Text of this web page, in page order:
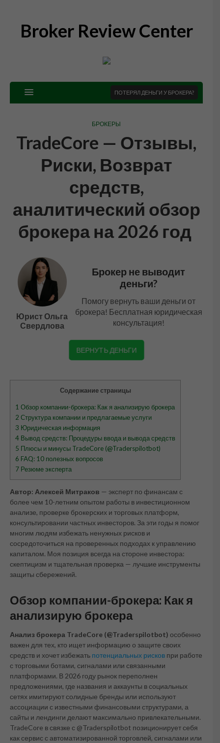
Broker Review Center
ПОТЕРЯЛ ДЕНЬГИ У БРОКЕРА?
БРОКЕРЫ
TradeCore — Отзывы,
Риски, Возврат
средств,
аналитический обзор
брокера на 2026 год
Юрист Ольга
Свердлова
Брокер не выводит
деньги?
Помогу вернуть ваши деньги от
брокера! Бесплатная юридическая
консультация!
ВЕРНУТЬ ДЕНЬГИ
Содержание страницы
1 Обзор компании-брокера: Как я анализирую брокера
2 Структура компании и предлагаемые услуги
3 Юридическая информация
4 Вывод средств: Процедуры ввода и вывода средств
5 Плюсы и минусы TradeCore (@Traderspilotbot)
6 FAQ: 10 полезных вопросов
7 Резюме эксперта
Автор: Алексей Митраков — эксперт по финансам с
более чем 10-летним опытом работы в инвестиционном
анализе, проверке брокерских и торговых платформ,
консультировании частных инвесторов. За эти годы я помог
многим людям избежать ненужных рисков и
сосредоточиться на проверенных подходах к управлению
капиталом. Моя позиция всегда на стороне инвестора:
скептицизм и тщательная проверка — лучшие инструменты
защиты сбережений.
Обзор компании-брокера: Как я
анализирую брокера
Анализ брокера TradeCore (@Traderspilotbot) особенно
важен для тех, кто ищет информацию о защите своих
средств и хочет избежать потенциальных рисков при работе
с торговыми ботами, сигналами или связанными
платформами. В 2026 году рынок переполнен
предложениями, где названия и аккаунты в социальных
сетях имитируют солидные бренды или используют
ассоциации с известными финансовыми структурами, а
сайты и лендинги делают максимально привлекательными.
TradeCore в связке с @Traderspilotbot позиционирует себя
как сервис с автоматизированной торговлей, сигналами или